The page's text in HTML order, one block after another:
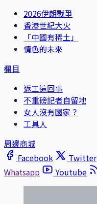
2026伊朗戰爭
香港世紀大火
「中國有稀土」
情色的未來
欄目
返工這回事
不重磅記者自留地
女人沒有國家？
工具人
周邊商城
Facebook
Twitter
Whatsapp
Youtube